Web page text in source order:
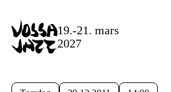
19.-21. mars
2027